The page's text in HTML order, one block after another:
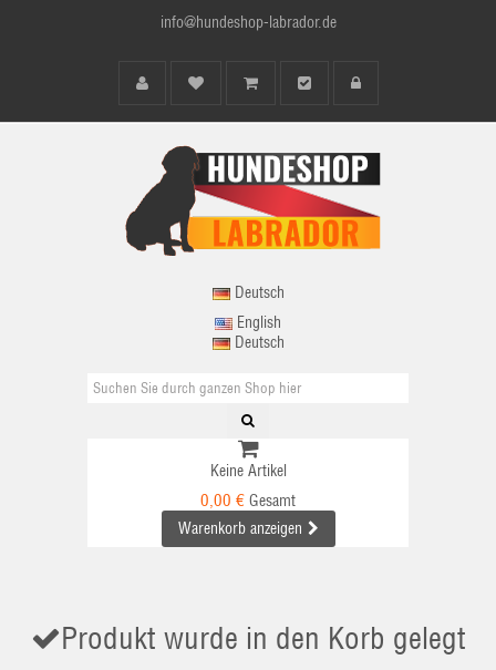
info@hundeshop-labrador.de
Deutsch
English
Deutsch
Keine Artikel
0,00 € Gesamt
Warenkorb anzeigen
Produkt wurde in den Korb gelegt